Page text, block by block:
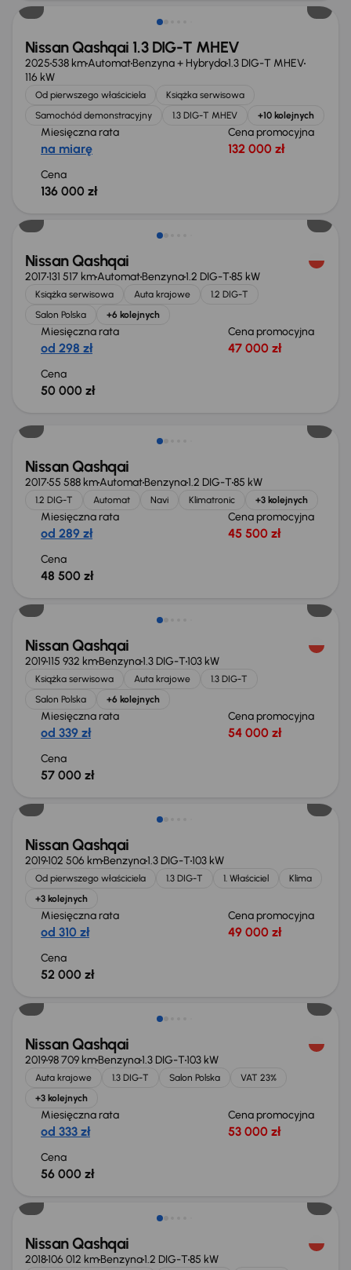
Nissan Qashqai 1.3 DIG-T MHEV
2025538 kmAutomatBenzyna + Hybryda1.3 DIG-T MHEV
116 kW
Od pierwszego właściciela
Książka serwisowa
Samochód demonstracyjny
1.3 DIG-T MHEV +10 kolejnych
Miesięczna rata
na miarę
Cena promocyjna
132 000 zł
Cena
136 000 zł
Nissan Qashqai
2017131 517 kmAutomatBenzyna1.2 DIG-T85 kW
Książka serwisowa Auta krajowe
1.2 DIG-T
Salon Polska
+6 kolejnych
Miesięczna rata
od 298 zł
Cena promocyjna
47 000 zł
Cena
50 000 zł
Nissan Qashqai
201755 588 kmAutomatBenzyna1.2 DIG-T85 kW
1.2 DIG-T Automat Navi Klimatronic +3 kolejnych
Miesięczna rata
od 289 zł
Cena promocyjna
45 500 zł
Cena
48 500 zł
Nissan Qashqai
2019115 932 kmBenzyna1.3 DIG-T103 kW
Książka serwisowa Auta krajowe
1.3 DIG-T
Salon Polska
+6 kolejnych
Miesięczna rata
od 339 zł
Cena promocyjna
54 000 zł
Cena
57 000 zł
Nissan Qashqai
2019102 506 kmBenzyna1.3 DIG-T103 kW
Od pierwszego właściciela 1.3 DIG-T 1. Właściciel
Klima
+3 kolejnych
Miesięczna rata
od 310 zł
Cena promocyjna
49 000 zł
Cena
52 000 zł
Możliwość odliczenia VAT
Nissan Qashqai
201998 709 kmBenzyna1.3 DIG-T103 kW
Auta krajowe 1.3 DIG-T Salon Polska
VAT 23%
+3 kolejnych
Miesięczna rata
od 333 zł
Cena promocyjna
53 000 zł
Cena
56 000 zł
Taniej o 1 500 zł
Nissan Qashqai
2018106 012 kmBenzyna1.2 DIG-T85 kW